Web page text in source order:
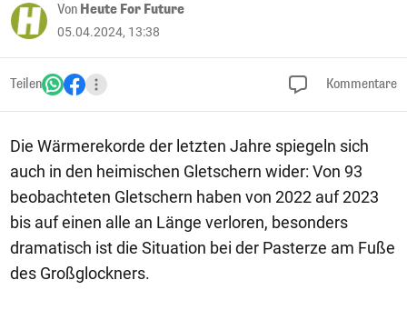
Von Heute For Future
05.04.2024, 13:38
Teilen Kommentare
Die Wärmerekorde der letzten Jahre spiegeln sich
auch in den heimischen Gletschern wider: Von 93
beobachteten Gletschern haben von 2022 auf 2023
bis auf einen alle an Länge verloren, besonders
dramatisch ist die Situation bei der Pasterze am Fuße
des Großglockners.